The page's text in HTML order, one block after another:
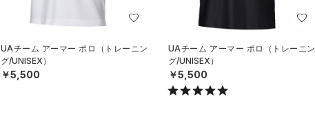
UAチーム アーマー ポロ（トレーニン
グ/UNISEX）
￥5,500
UAチーム アーマー ポロ（トレーニン
グ/UNISEX）
￥5,500